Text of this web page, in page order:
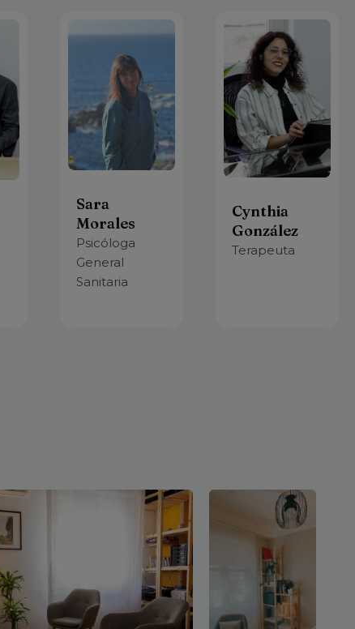
Sara
Morales
Psicóloga
General
Sanitaria
Cynthia
González
Terapeuta